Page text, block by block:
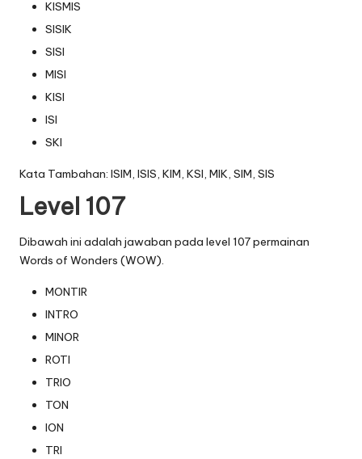
KISMIS
SISIK
SISI
MISI
KISI
ISI
SKI
Kata Tambahan: ISIM, ISIS, KIM, KSI, MIK, SIM, SIS
Level 107
Dibawah ini adalah jawaban pada level 107 permainan
Words of Wonders (WOW).
MONTIR
INTRO
MINOR
ROTI
TRIO
TON
ION
TRI